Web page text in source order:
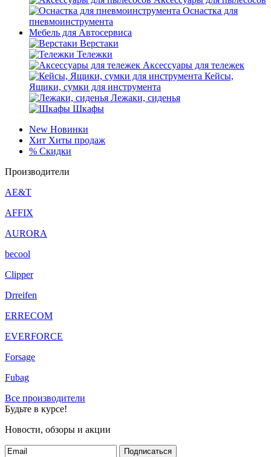
Оснастка для
пневмоинструмента
Мебель для Автосервиса
Верстаки
Тележки
Аксессуары для тележек
Кейсы,
Ящики, сумки для инструмента
Лежаки, сиденья
Шкафы
New Новинки
Хит Хиты продаж
% Скидки
Производители
AE&T
AFFIX
AURORA
becool
Clipper
Drreifen
ERRECOM
EVERFORCE
Forsage
Fubag
Все производители
Будьте в курсе!
Новости, обзоры и акции
Подписаться